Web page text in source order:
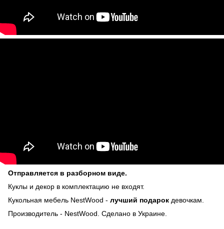
Отправляется в разборном виде.
Куклы и декор в комплектацию не входят.
Кукольная мебель NestWood - лучший подарок девочкам.
Производитель - NestWood. Сделано в Украине.